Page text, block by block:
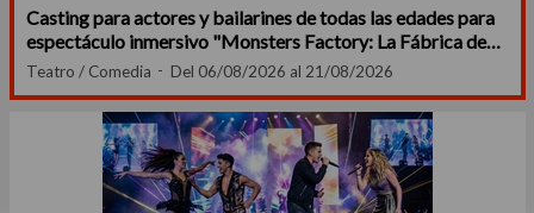
Casting para actores y bailarines de todas las edades para
espectáculo inmersivo "Monsters Factory: La Fábrica de
Sustos"
Teatro / Comedia Del 06/08/2026 al 21/08/2026